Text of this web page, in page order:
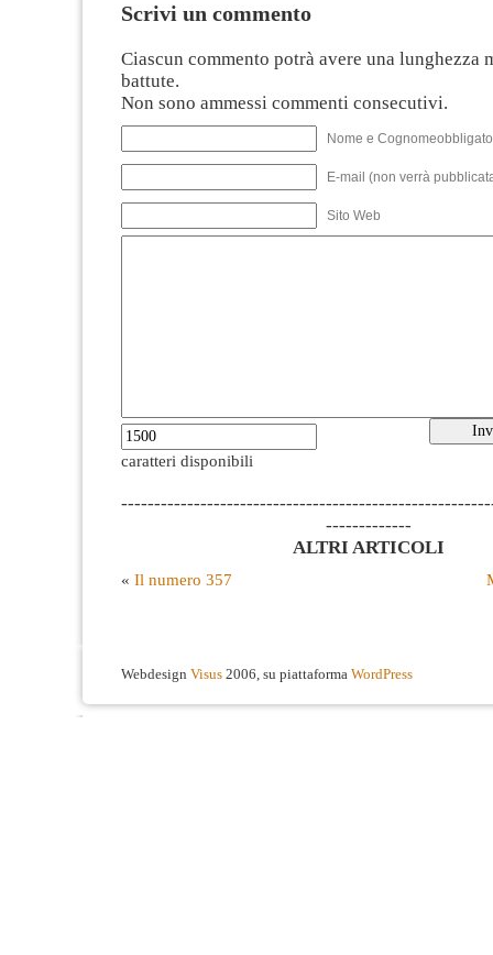
Scrivi un commento
Ciascun commento potrà avere una lunghezza
battute.
Non sono ammessi commenti consecutivi.
Nome e
E-mail (non verrà
Sito Web
caratteri disponibili
-------------
ALTRI ARTICOLI
« Il numero 357
Webdesign Visus 2006, su piattaforma WordPress